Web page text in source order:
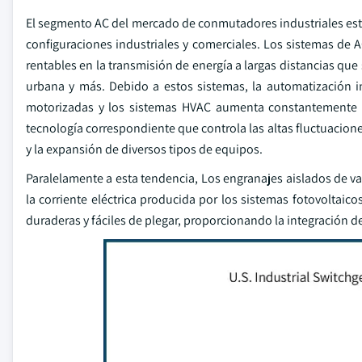
El segmento AC del mercado de conmutadores industriales
configuraciones industriales y comerciales. Los sistemas
rentables en la transmisión de energía a largas distancias
urbana y más. Debido a estos sistemas, la
motorizadas y los sistemas HVAC aumenta
tecnología correspondiente que controla las altas
y la expansión de diversos tipos de equipos.
Paralelamente a esta tendencia, Los engranajes aislados de
la corriente eléctrica producida por los sistemas
duraderas y fáciles de plegar, proporcionando la integración